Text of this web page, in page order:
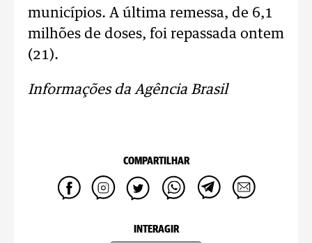
municípios. A última remessa, de 6,1
milhões de doses, foi repassada ontem
(21).
Informações da Agência Brasil
COMPARTILHAR
INTERAGIR